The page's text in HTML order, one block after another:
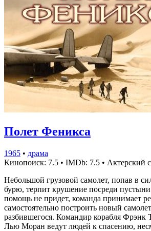
Полет Феникса
1965 • драма
Кинопоиск: 7.5 • IMDb: 7.5 • Актерский
Небольшой грузовой самолет, попав в
бурю, терпит крушение посреди
помощь не придет, команда принимает
самостоятельно построить новый
разбившегося. Командир корабля Фрэнк
Лью Моран ведут людей к спасению,